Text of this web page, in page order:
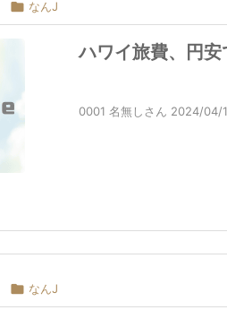
 なんJ
ハワイ旅費、円
0001 名無しさん 2024/04/
 なんJ